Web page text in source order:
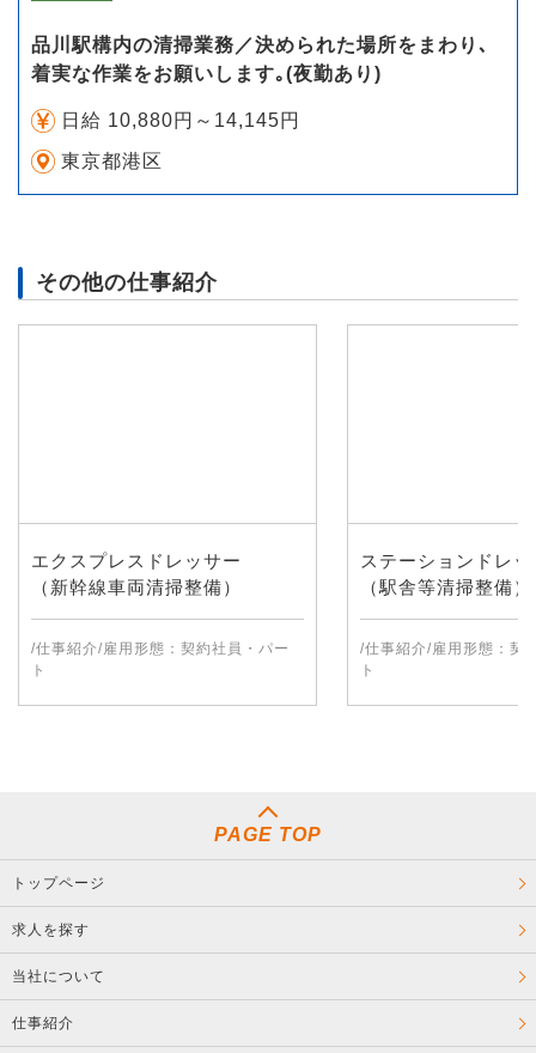
品川駅構内の清掃業務／決められた場所をまわり､
着実な作業をお願いします｡(夜勤あり)
日給 10,880円～14,145円
東京都港区
その他の仕事紹介
エクスプレスドレッサー
（新幹線車両清掃整備）
/仕事紹介/雇用形態：契約社員・パー
ト
ステーションドレ
（駅舎等清掃整備）
/仕事紹介/雇用形態：契
ト
PAGE TOP
トップページ
求人を探す
当社について
仕事紹介